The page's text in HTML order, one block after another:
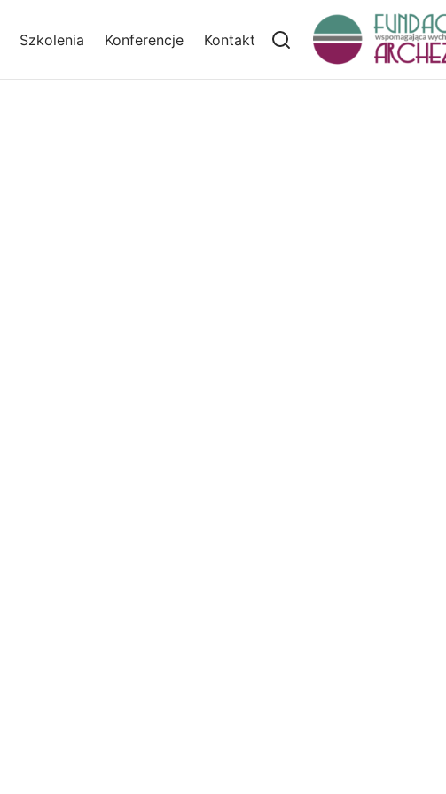
Szkolenia Konferencje Kontakt